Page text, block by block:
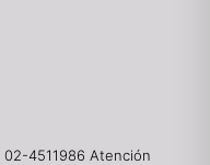
4511986 Atención